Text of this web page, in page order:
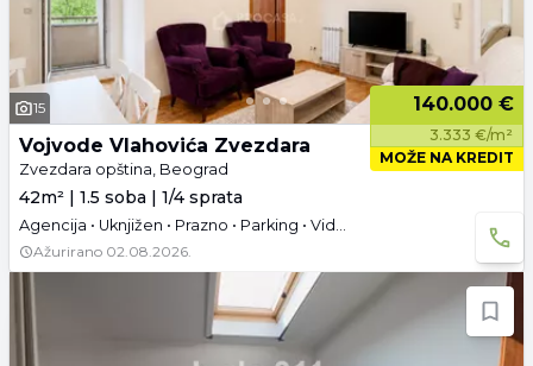
15 140.000 €
3.333 €/m²
MOŽE NA KREDIT
Vojvode Vlahovića Zvezdara
Zvezdara opština, Beograd
42m² | 1.5 soba | 1/4 sprata
Agencija • Uknjižen • Prazno • Parking • Video
Ažurirano 02.08.2026.